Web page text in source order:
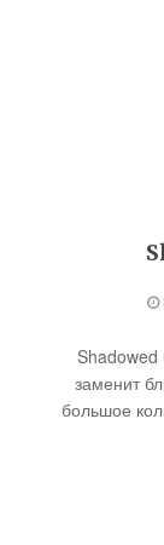
заменит
большое